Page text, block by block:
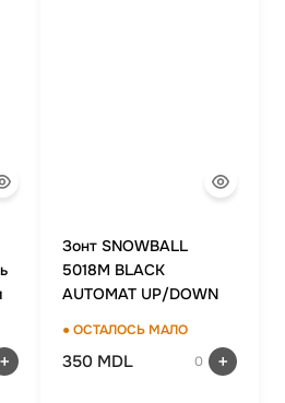
Зонт SNOWBALL
5018M BLACK
AUTOMAT UP/DOWN
● ОСТАЛОСЬ МАЛО
350 MDL 0